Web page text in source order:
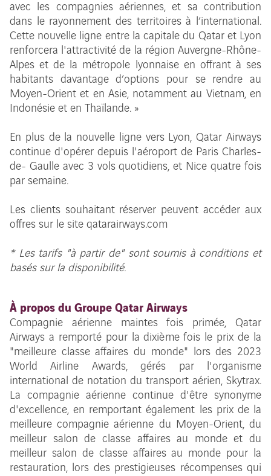
avec les compagnies aériennes, et sa contribution
dans le rayonnement des territoires à l’international.
Cette nouvelle ligne entre la capitale du Qatar et Lyon
renforcera l'attractivité de la région Auvergne-Rhône-
Alpes et de la métropole lyonnaise en offrant à ses
habitants davantage d’options pour se rendre au
Moyen-Orient et en Asie, notamment au Vietnam, en
Indonésie et en Thaïlande. »
En plus de la nouvelle ligne vers Lyon, Qatar Airways
continue d'opérer depuis l'aéroport de Paris Charles-
de- Gaulle avec 3 vols quotidiens, et Nice quatre fois
par semaine.
Les clients souhaitant réserver peuvent accéder aux
offres sur le site qatarairways.com
* Les tarifs "à partir de" sont soumis à conditions et
basés sur la disponibilité.
À propos du Groupe Qatar Airways
Compagnie aérienne maintes fois primée, Qatar
Airways a remporté pour la dixième fois le prix de la
"meilleure classe affaires du monde" lors des 2023
World Airline Awards, gérés par l'organisme
international de notation du transport aérien, Skytrax.
La compagnie aérienne continue d'être synonyme
d'excellence, en remportant également les prix de la
meilleure compagnie aérienne du Moyen-Orient, du
meilleur salon de classe affaires au monde et du
meilleur salon de classe affaires au monde pour la
restauration, lors des prestigieuses récompenses qui